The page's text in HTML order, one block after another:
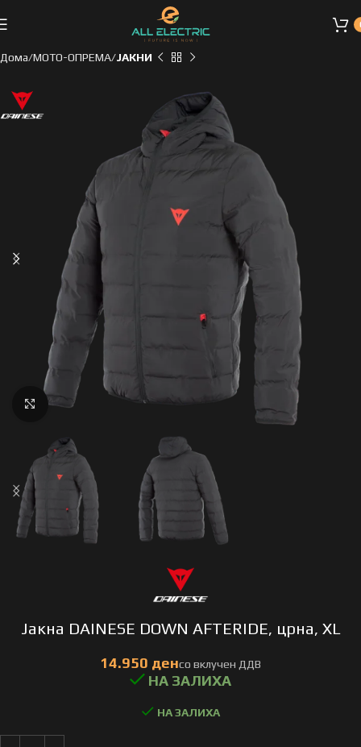
Дома МОТО-ОПРЕМА ЈАКНИ
Click to enlarge
Јакна DAINESE DOWN AFTERIDE, црна, XL
НА ЗАЛИХА